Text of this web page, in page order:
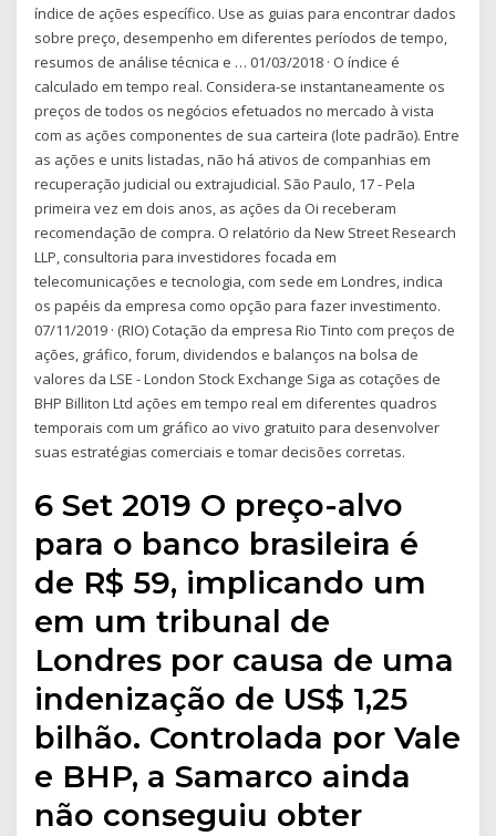
índice de ações específico. Use as guias para encontrar dados
sobre preço, desempenho em diferentes períodos de tempo,
resumos de análise técnica e … 01/03/2018 · O índice é
calculado em tempo real. Considera-se instantaneamente os
preços de todos os negócios efetuados no mercado à vista
com as ações componentes de sua carteira (lote padrão). Entre
as ações e units listadas, não há ativos de companhias em
recuperação judicial ou extrajudicial. São Paulo, 17 - Pela
primeira vez em dois anos, as ações da Oi receberam
recomendação de compra. O relatório da New Street Research
LLP, consultoria para investidores focada em
telecomunicações e tecnologia, com sede em Londres, indica
os papéis da empresa como opção para fazer investimento.
07/11/2019 · (RIO) Cotação da empresa Rio Tinto com preços de
ações, gráfico, forum, dividendos e balanços na bolsa de
valores da LSE - London Stock Exchange Siga as cotações de
BHP Billiton Ltd ações em tempo real em diferentes quadros
temporais com um gráfico ao vivo gratuito para desenvolver
suas estratégias comerciais e tomar decisões corretas.
6 Set 2019 O preço-alvo
para o banco brasileira é
de R$ 59, implicando um
em um tribunal de
Londres por causa de uma
indenização de US$ 1,25
bilhão. Controlada por Vale
e BHP, a Samarco ainda
não conseguiu obter